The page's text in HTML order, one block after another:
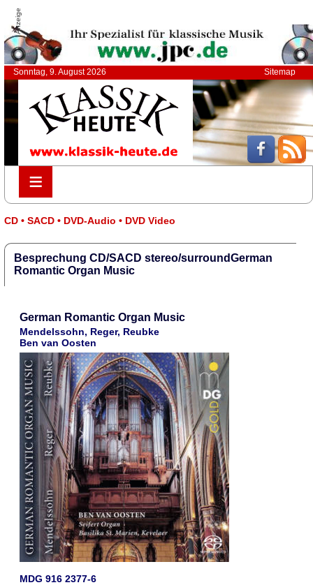
Anzeige
Sonntag, 9. August 2026 Sitemap
≡
≡
CD • SACD • DVD-Audio • DVD Video
Besprechung CD/SACD stereo/surroundGerman
Romantic Organ Music
German Romantic Organ Music
Mendelssohn, Reger, Reubke
Ben van Oosten
MDG 916 2377-6